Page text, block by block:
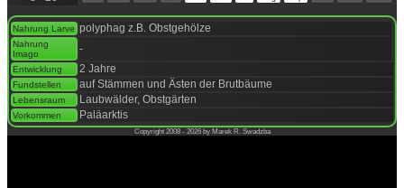
Nahrung Larve polyphag z.B. Obstgehölze
Nahrung
Imago
-
Entwicklung 2 Jahre
Fundstellen auf Stämmen und Ästen der Brutbäume
Lebensraum Laubwälder, Obstgärten
Vorkommen Paläarktis
Copyright 2008 - 2026 by Marek R. Swadzba